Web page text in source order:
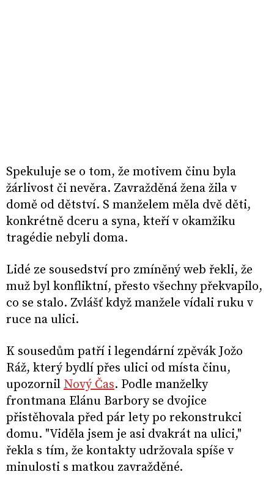
Spekuluje se o tom, že motivem činu byla
žárlivost či nevěra. Zavražděná žena žila v
domě od dětství. S manželem měla dvě děti,
konkrétně dceru a syna, kteří v okamžiku
tragédie nebyli doma.
Lidé ze sousedství pro zmíněný web řekli, že
muž byl konfliktní, přesto všechny překvapilo,
co se stalo. Zvlášť když manžele vídali ruku v
ruce na ulici.
K sousedům patří i legendární zpěvák Jožo
Ráž, který bydlí přes ulici od místa činu,
upozornil Nový Čas. Podle manželky
frontmana Elánu Barbory se dvojice
přistěhovala před pár lety po rekonstrukci
domu. "Viděla jsem je asi dvakrát na ulici,"
řekla s tím, že kontakty udržovala spíše v
minulosti s matkou zavražděné.